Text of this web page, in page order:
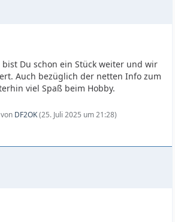
Du schon ein Stück weiter und wir
Auch bezüglich der netten Info zum
viel Spaß beim Hobby.
DF2OK(25. Juli 2025 um 21:28)